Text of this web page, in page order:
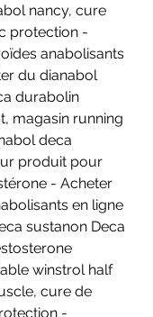
nancy, cure
protection -
anabolisants
du dianabol
durabolin
magasin running
deca
produit pour
- Acheter
en ligne
sustanon Deca
winstrol half
cure de
-